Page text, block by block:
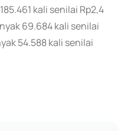
kali senilai Rp2,4
69.684 kali senilai
54.588 kali senilai